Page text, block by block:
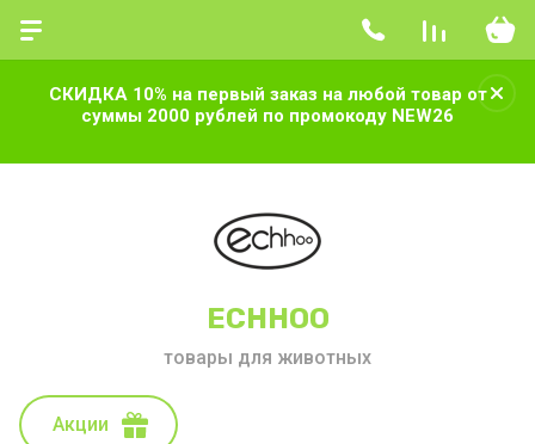
СКИДКА 10% на первый заказ на любой товар от
суммы 2000 рублей по промокоду NEW26
ECHHOO
товары для животных
Акции